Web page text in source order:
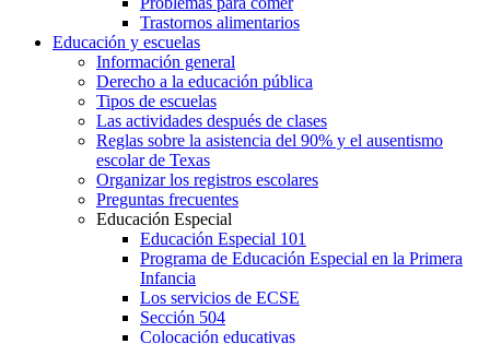
Trastornos alimentarios
Educación y escuelas
Información general
Derecho a la educación pública
Tipos de escuelas
Las actividades después de clases
Reglas sobre la asistencia del 90% y el ausentismo
escolar de Texas
Organizar los registros escolares
Preguntas frecuentes
Educación Especial
Educación Especial 101
Programa de Educación Especial en la Primera
Infancia
Los servicios de ECSE
Sección 504
Colocación educativas